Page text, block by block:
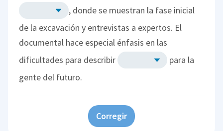
, donde se muestran la fase inicial
de la excavación y entrevistas a expertos. El
documental hace especial énfasis en las
dificultades para describir
para la
gente del futuro.
Corregir